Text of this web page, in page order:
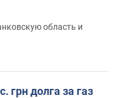
область и
грн долга за газ